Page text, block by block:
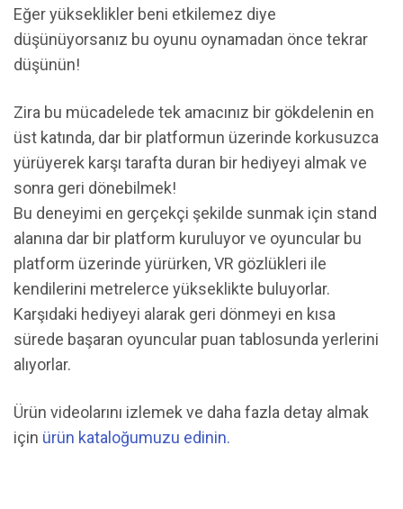
Eğer yükseklikler beni etkilemez diye
düşünüyorsanız bu oyunu oynamadan önce tekrar
düşünün!
Zira bu mücadelede tek amacınız bir gökdelenin en
üst katında, dar bir platformun üzerinde korkusuzca
yürüyerek karşı tarafta duran bir hediyeyi almak ve
sonra geri dönebilmek!
Bu deneyimi en gerçekçi şekilde sunmak için stand
alanına dar bir platform kuruluyor ve oyuncular bu
platform üzerinde yürürken, VR gözlükleri ile
kendilerini metrelerce yükseklikte buluyorlar.
Karşıdaki hediyeyi alarak geri dönmeyi en kısa
sürede başaran oyuncular puan tablosunda yerlerini
alıyorlar.
Ürün videolarını izlemek ve daha fazla detay almak
için ürün kataloğumuzu edinin.